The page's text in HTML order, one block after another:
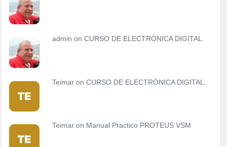
admin on CURSO DE ELECTRÓNICA DIGITAL.
Teimar on CURSO DE ELECTRÓNICA DIGITAL.
Teimar on Manual Practico PROTEUS VSM